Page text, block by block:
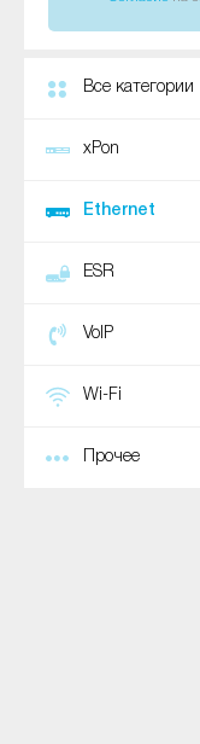
Все категории
xPon
Ethernet
ESR
VoIP
Wi-Fi
Прочее